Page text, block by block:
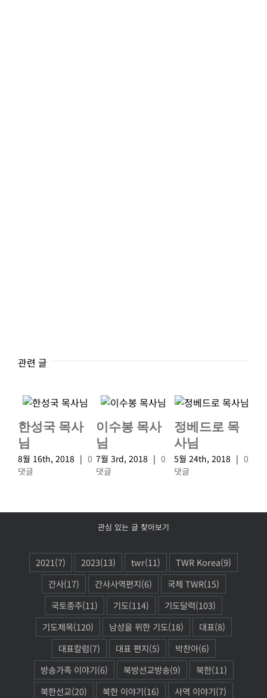
관련 글
한성국 목사
님
8월 16th, 2018 | 0
댓글
이수봉 목사
님
7월 3rd, 2018 | 0
댓글
정베드로 목
사님
5월 24th, 2018 | 0
댓글
관심 있는 글 찾아보기
2021(7) 2023(13) twr(11) TWR Korea(9)
간사(17) 간사사역편지(6) 국제 TWR(15)
국토종주(11) 기도(114) 기도달력(103)
기도제목(120) 남성을 위한 기도(18) 대표(8)
대표칼럼(7) 대표 편지(5) 박찬아(6)
방송가족 이야기(6) 북방선교방송(9) 북한(11)
북한선교(20) 북한 이야기(16) 사역 이야기(7)